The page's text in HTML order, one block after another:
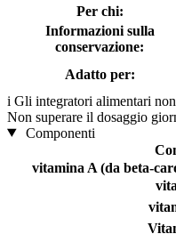
Per chi:
Informazioni sulla
conservazione:
Adatto per:
i Gli integratori alimentari
Non superare il dosaggio
Componenti
vitamina A (da beta-